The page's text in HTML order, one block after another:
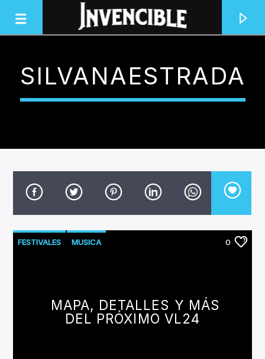
INVENCIBLE RADIO
JUNTOS SOMOS INVENCIBLES
ARTISTA
SILVANAESTRADA
FESTIVALES MUSICA 0
MAPA, DETALLES Y MÁS
DEL PRÓXIMO VL24